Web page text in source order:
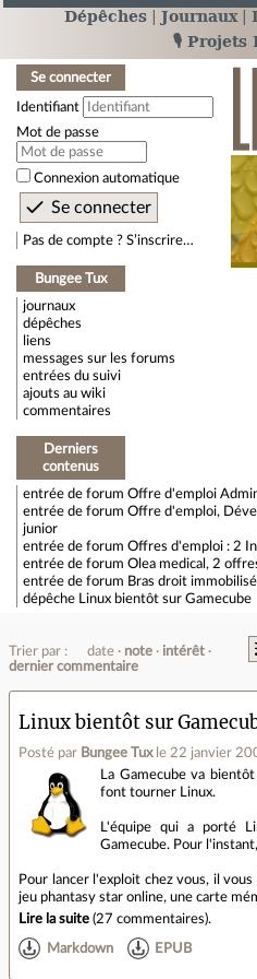
Dépêches Journaux
🎙️ Projets
Se connecter
Identifiant
Mot de passe
Connexion automatique
Pas de compte ? S’inscrire…
Bungee Tux
journaux
dépêches
liens
messages sur les forums
entrées du suivi
ajouts au wiki
commentaires
Derniers
contenus
entrée de forum Offre d'emploi
entrée de forum Offre d'emploi,
junior
entrée de forum Offres d'emploi : 2
entrée de forum Olea medical, 2
entrée de forum Bras droit
dépêche
Linux bientôt sur Gamecube
Trier par : date note
intérêt
dernier commentaire
Linux bientôt sur
Posté par Bungee Tux le 22 janvier
La Gamecube va
font tourner Linux.
L'équipe qui a porté
Gamecube. Pour
Pour lancer l'exploit chez vous, il
jeu phantasy star online, une carte
Lire la suite (27 commentaires).
Markdown EPUB